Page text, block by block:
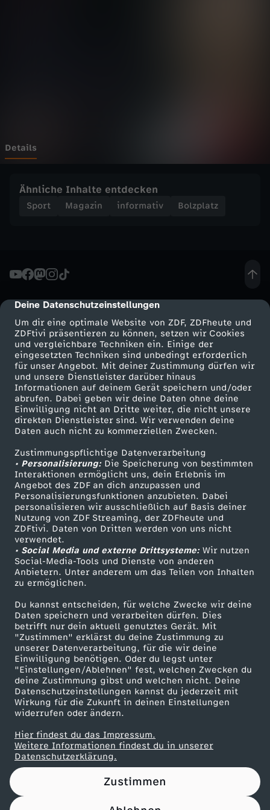
cmp-dialog-description
Deine Datenschutzeinstellungen
Um dir eine optimale Website von ZDF, ZDFheute und
ZDFtivi präsentieren zu können, setzen wir Cookies
und vergleichbare Techniken ein. Einige der
eingesetzten Techniken sind unbedingt erforderlich
für unser Angebot. Mit deiner Zustimmung dürfen wir
und unsere Dienstleister darüber hinaus
Informationen auf deinem Gerät speichern und/oder
abrufen. Dabei geben wir deine Daten ohne deine
Einwilligung nicht an Dritte weiter, die nicht unsere
direkten Dienstleister sind. Wir verwenden deine
Daten auch nicht zu kommerziellen Zwecken.
Zustimmungspflichtige Datenverarbeitung
• Personalisierung:Die Speicherung von bestimmten
Interaktionen ermöglicht uns, dein Erlebnis im
Angebot des ZDF an dich anzupassen und
Personalisierungsfunktionen anzubieten. Dabei
personalisieren wir ausschließlich auf Basis deiner
Nutzung von ZDF Streaming, der ZDFheute und
ZDFtivi. Daten von Dritten werden von uns nicht
verwendet.
• Social Media und externe Drittsysteme:Wir nutzen
Social-Media-Tools und Dienste von anderen
Anbietern. Unter anderem um das Teilen von Inhalten
zu ermöglichen.
Du kannst entscheiden, für welche Zwecke wir deine
Daten speichern und verarbeiten dürfen. Dies
betrifft nur dein aktuell genutztes Gerät. Mit
"Zustimmen" erklärst du deine Zustimmung zu
unserer Datenverarbeitung, für die wir deine
Einwilligung benötigen. Oder du legst unter
"Einstellungen/Ablehnen" fest, welchen Zwecken du
deine Zustimmung gibst und welchen nicht. Deine
Datenschutzeinstellungen kannst du jederzeit mit
Wirkung für die Zukunft in deinen Einstellungen
widerrufen oder ändern.
Hier findest du das Impressum.
Weitere Informationen findest du in unserer
Datenschutzerklärung.
Zustimmen
r
,
l
M
a
l
a
,
O
u
é
d
r
a
o
g
o
:
W
i
Details
Ähnliche Inhalte entdecken
Sport Magazin informativ Bolzplatz
Mehr ZDF
ZDF-Apps
Smart TV
ZDFtext
Livestreams
Sendungen A-Z
TV-Programm
Service
ZDFmitreden
Kontakt zum ZDF
Tickets
Zuschauerservice
Hilfe
ZDF Unternehmen
Karriere
ZDF goes Schule
Werbefernsehen
Mainzelmännchen
Partner